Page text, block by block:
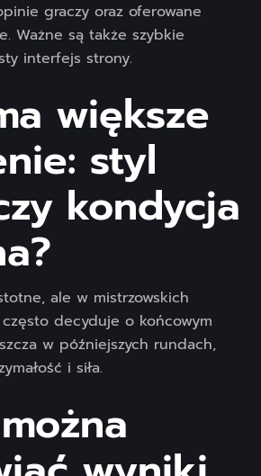
graczy oraz oferowane
Ważne są także szybkie
interfejs strony.
większe
styl
kondycja
ale w mistrzowskich
decyduje o końcowym
w późniejszych rundach,
i siła.